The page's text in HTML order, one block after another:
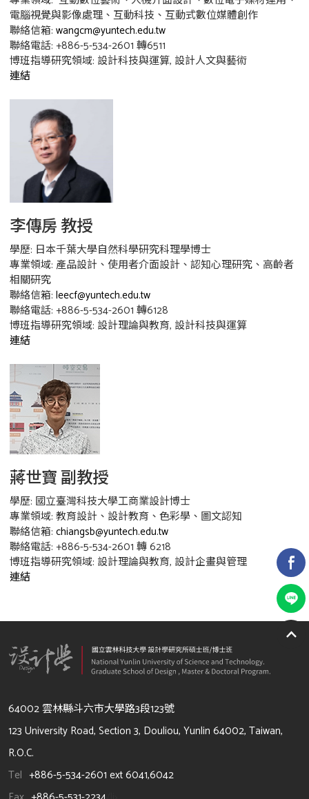
電腦視覺與影像處理、互動科技、互動式數位媒體創作
聯絡信箱: wangcm@yuntech.edu.tw
聯絡電話: +886-5-534-2601 轉6511
博班指導研究領域: 設計科技與運算, 設計人文與藝術
連結
李傳房 教授
學歷: 日本千葉大學自然科學研究科理學博士
專業領域: 產品設計、使用者介面設計、認知心理研究、高齡者
相關研究
聯絡信箱: leecf@yuntech.edu.tw
聯絡電話: +886-5-534-2601 轉6128
博班指導研究領域: 設計理論與教育, 設計科技與運算
連結
蔣世寶 副教授
學歷: 國立臺灣科技大學工商業設計博士
專業領域: 教育設計、設計教育、色彩學、圖文認知
聯絡信箱: chiangsb@yuntech.edu.tw
聯絡電話: +886-5-534-2601 轉 6218
博班指導研究領域: 設計理論與教育, 設計企畫與管理
連結
64002 雲林縣斗六市大學路3段123號
123 University Road, Section 3, Douliou, Yunlin 64002, Taiwan,
R.O.C.
Tel +886-5-534-2601 ext 6041,6042